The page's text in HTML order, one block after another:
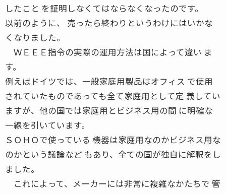
したこと を証明しなくてはならなくなったのです。
以前のように、 売ったら終わりというわけにはいかな
くなりました。
ＷＥＥＥ指令の実際の運用方法は国によって違い ま
す。
例えばドイツでは、一般家庭用製品はオフィス で使用
されていたものであっても全て家庭用として定 義してい
ますが、他の国では家庭用とビジネス用の間 に明確な
一線を引いています。
ＳＯＨＯで使っている 機器は家庭用なのかビジネス用な
のかという議論など もあり、全ての国が独自に解釈をし
ました。
これによって、メーカーには非常に複雑なかたちで 管